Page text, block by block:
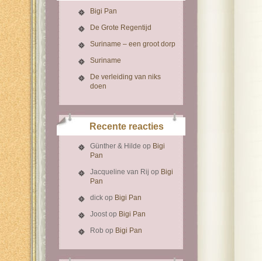
Bigi Pan
De Grote Regentijd
Suriname – een groot dorp
Suriname
De verleiding van niks
doen
Recente reacties
Günther & Hilde op Bigi
Pan
Jacqueline van Rij op Bigi
Pan
dick op Bigi Pan
Joostop Bigi Pan
Rob op Bigi Pan